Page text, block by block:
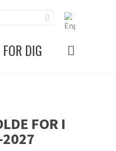
FOR DIG
FOR I
2027